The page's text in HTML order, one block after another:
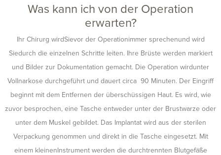
Was kann ich von der Operation
erwarten?
Ihr Chirurg wirdSievor der Operationimmer sprechenund wird
Siedurch die einzelnen Schritte leiten. Ihre Brüste werden markiert
und Bilder zur Dokumentation gemacht. Die Operation wirdunter
Vollnarkose durchgeführt und dauert circa 90 Minuten. Der Eingriff
beginnt mit dem Entfernen der überschüssigen Haut. Es wird, wie
zuvor besprochen, eine Tasche entweder unter der Brustwarze oder
unter dem Muskel gebildet. Das Implantat wird aus der sterilen
Verpackung genommen und direkt in die Tasche eingesetzt. Mit
einem kleinenInstrument werden die durchtrennten Blutgefäße